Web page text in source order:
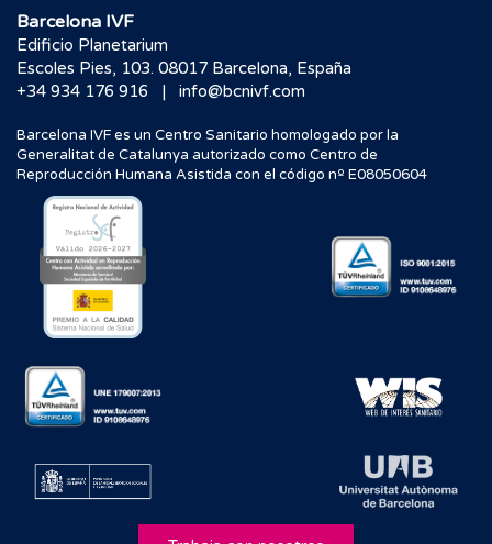
Barcelona IVF
Edificio Planetarium
Escoles Pies, 103. 08017 Barcelona, España
+34 934 176 916
| info@bcnivf.com
Barcelona IVF es un Centro Sanitario homologado por la
Generalitat de Catalunya autorizado como Centro de
Reproducción Humana Asistida con el código nº E08050604